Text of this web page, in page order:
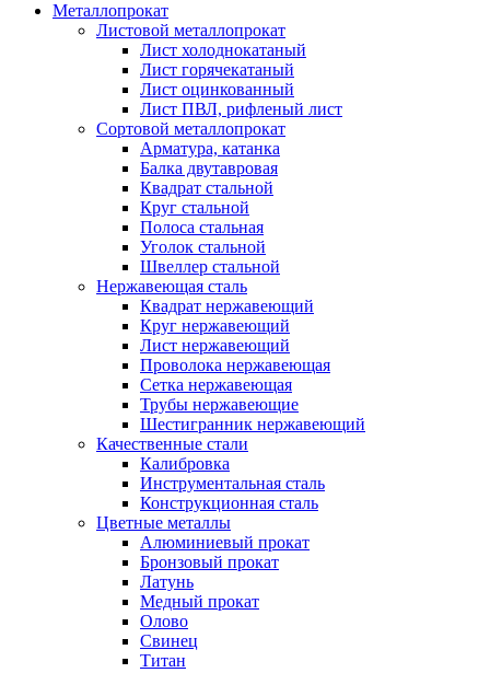
Металлопрокат
Листовой металлопрокат
Лист холоднокатаный
Лист горячекатаный
Лист оцинкованный
Лист ПВЛ, рифленый лист
Сортовой металлопрокат
Арматура, катанка
Балка двутавровая
Квадрат стальной
Круг стальной
Полоса стальная
Уголок стальной
Швеллер стальной
Нержавеющая сталь
Квадрат нержавеющий
Круг нержавеющий
Лист нержавеющий
Проволока нержавеющая
Сетка нержавеющая
Трубы нержавеющие
Шестигранник нержавеющий
Качественные стали
Калибровка
Инструментальная сталь
Конструкционная сталь
Цветные металлы
Алюминиевый прокат
Бронзовый прокат
Латунь
Медный прокат
Олово
Свинец
Титан